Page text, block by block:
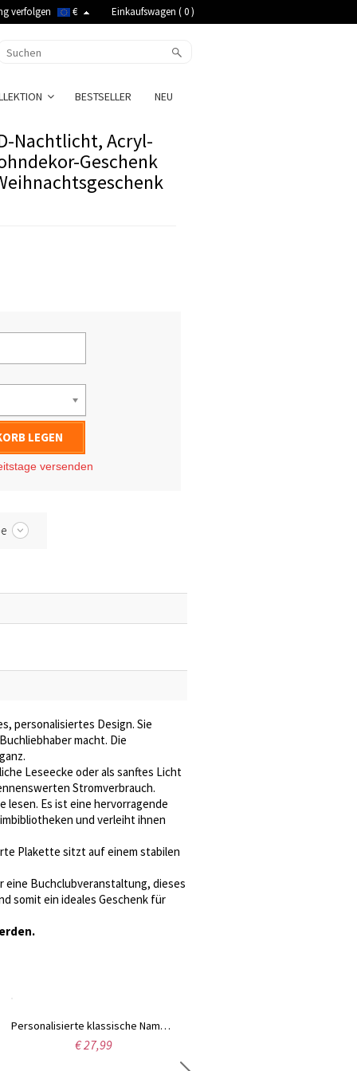
verfolgen € Einkaufswagen (0)
BESTSELLER NEU
Nachtlicht, Acryl-
Geschenk
LEGEN
versenden
personalisiertes Design. Sie
macht. Die
Leseecke oder als sanftes Licht
Stromverbrauch.
lesen. Es ist eine hervorragende
und verleiht ihnen
Plakette sitzt auf einem stabilen
eine Buchclubveranstaltung, dieses
somit ein ideales Geschenk für
Personalisierte klassische Namenskette in Silber
€ 27,99